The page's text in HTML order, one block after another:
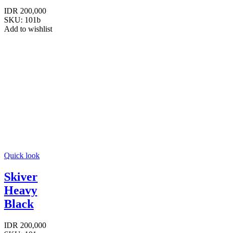
IDR 200,000
SKU: 101b
Add to wishlist
Quick look
Skiver
Heavy
Black
IDR 200,000